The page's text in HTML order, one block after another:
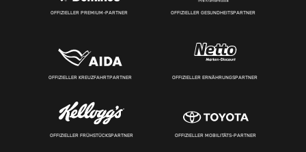
OFFIZIELLER PREMIUM-PARTNER OFFIZIELLER GESUNDHEITSPARTNER
OFFIZIELLER KREUZFAHRTPARTNER OFFIZIELLER ERNÄHRUNGSPARTNER
OFFIZIELLER FRÜHSTÜCKSPARTNER OFFIZIELLER MOBILITÄTS-PARTNER